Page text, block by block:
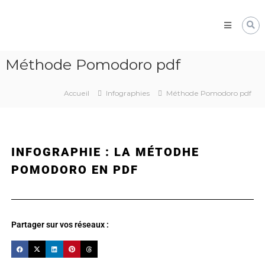
les
Méthode Pomodoro pdf
Accueil Infographies Méthode Pomodoro pdf
INFOGRAPHIE : LA MÉTODHE
POMODORO EN PDF
Partager sur vos réseaux :